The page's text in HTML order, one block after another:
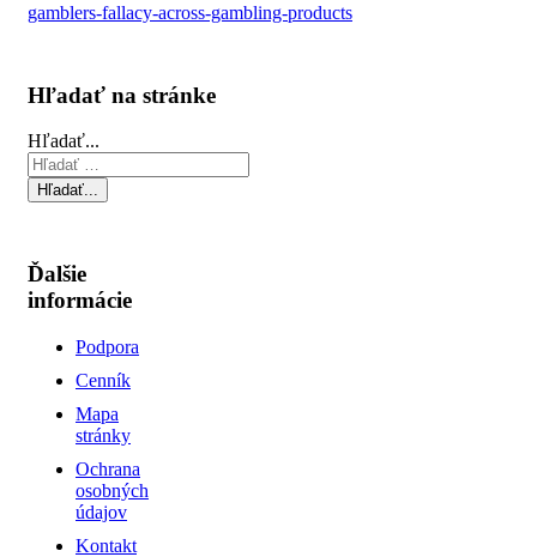
gamblers-fallacy-across-gambling-products
Hľadať na stránke
Hľadať...
Hľadať...
Ďalšie
informácie
Podpora
Cenník
Mapa
stránky
Ochrana
osobných
údajov
Kontakt